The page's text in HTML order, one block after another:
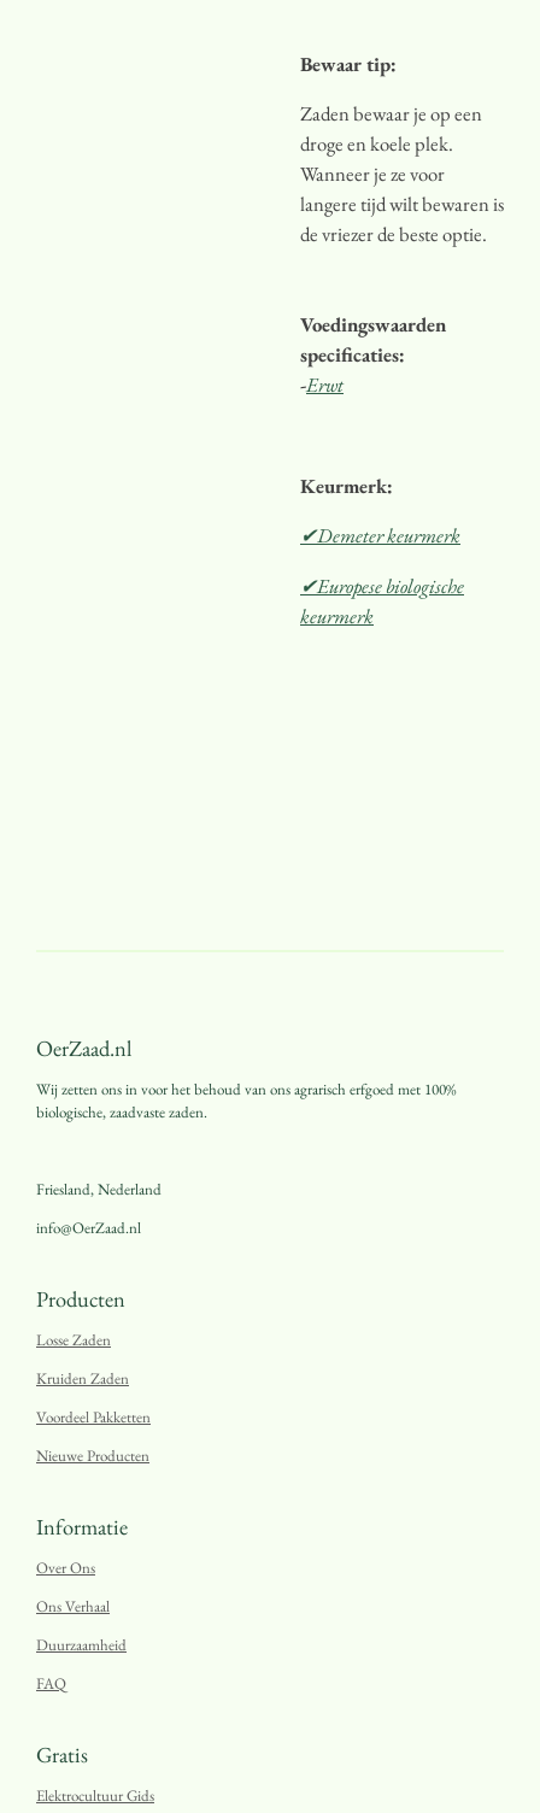
Bewaar tip:
Zaden bewaar je op een
droge en koele plek.
Wanneer je ze voor
langere tijd wilt bewaren is
de vriezer de beste optie.
Voedingswaarden
specificaties:
-Erwt
Keurmerk:
✔Demeter keurmerk
✔Europese biologische
keurmerk
OerZaad.nl
Wij zetten ons in voor het behoud van ons agrarisch erfgoed met 100%
biologische, zaadvaste zaden.
Friesland, Nederland
info@OerZaad.nl
Producten
Losse Zaden
Kruiden Zaden
Voordeel Pakketten
Nieuwe Producten
Informatie
Over Ons
Ons Verhaal
Duurzaamheid
FAQ
Gratis
Elektrocultuur Gids